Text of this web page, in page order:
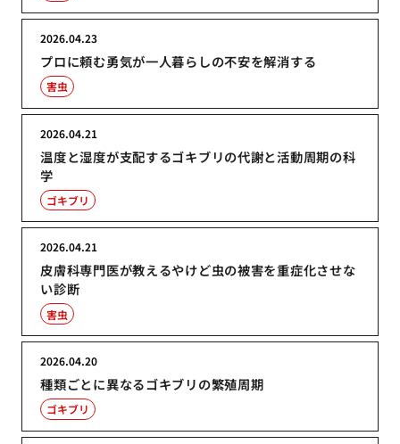
プロに頼む勇気が一人暮らしの不安を解消する
2026.04.23
害虫
温度と湿度が支配するゴキブリの代謝と活動周期の科
学
2026.04.21
ゴキブリ
皮膚科専門医が教えるやけど虫の被害を重症化させな
い診断
2026.04.21
害虫
種類ごとに異なるゴキブリの繁殖周期
2026.04.20
ゴキブリ